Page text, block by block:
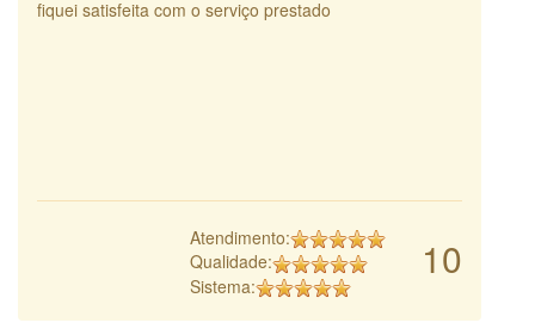
fiquei satisfeita com o serviço prestado
10
Atendimento:
Qualidade:
Sistema: